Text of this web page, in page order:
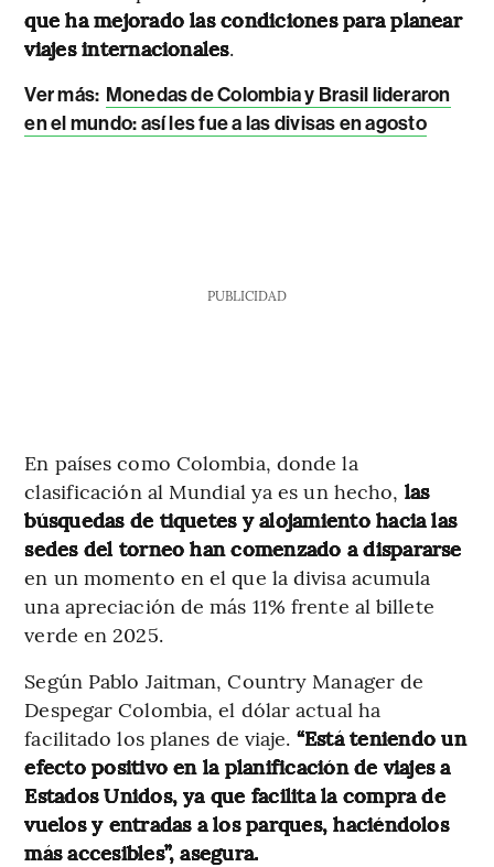
que ha mejorado las condiciones para planear
viajes internacionales.
Ver más: Monedas de Colombia y Brasil lideraron
en el mundo: así les fue a las divisas en agosto
PUBLICIDAD
En países como Colombia, donde la
clasificación al Mundial ya es un hecho, las
búsquedas de tiquetes y alojamiento hacia las
sedes del torneo han comenzado a dispararse
en un momento en el que la divisa acumula
una apreciación de más 11% frente al billete
verde en 2025.
Según Pablo Jaitman, Country Manager de
Despegar Colombia, el dólar actual ha
facilitado los planes de viaje. “Está teniendo un
efecto positivo en la planificación de viajes a
Estados Unidos, ya que facilita la compra de
vuelos y entradas a los parques, haciéndolos
más accesibles”, asegura.